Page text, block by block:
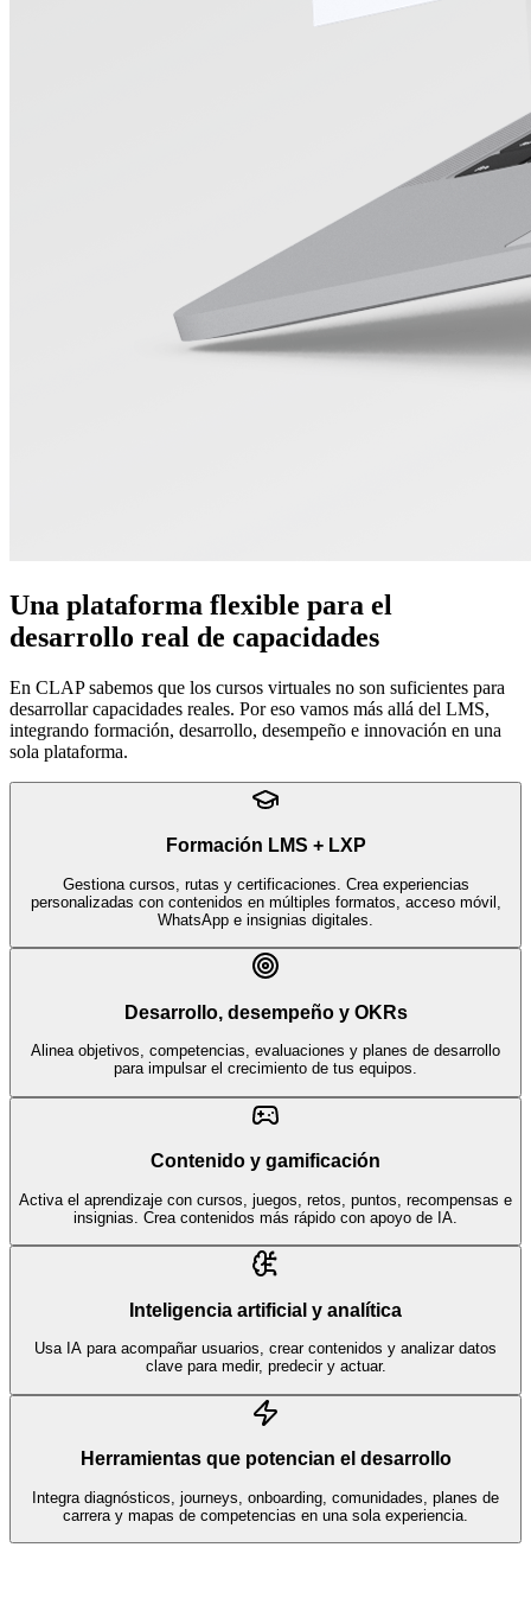
Una plataforma flexible para el
desarrollo real de capacidades
En CLAP sabemos que los cursos virtuales no son suficientes para
desarrollar capacidades reales. Por eso vamos más allá del LMS,
integrando formación, desarrollo, desempeño e innovación en una
sola plataforma.
Formación LMS + LXP
Gestiona cursos, rutas y certificaciones. Crea experiencias
personalizadas con contenidos en múltiples formatos, acceso móvil,
WhatsApp e insignias digitales.
Desarrollo, desempeño y OKRs
Alinea objetivos, competencias, evaluaciones y planes de desarrollo
para impulsar el crecimiento de tus equipos.
Contenido y gamificación
Activa el aprendizaje con cursos, juegos, retos, puntos, recompensas e
insignias. Crea contenidos más rápido con apoyo de IA.
Inteligencia artificial y analítica
Usa IA para acompañar usuarios, crear contenidos y analizar datos
clave para medir, predecir y actuar.
Herramientas que potencian el desarrollo
Integra diagnósticos, journeys, onboarding, comunidades, planes de
carrera y mapas de competencias en una sola experiencia.